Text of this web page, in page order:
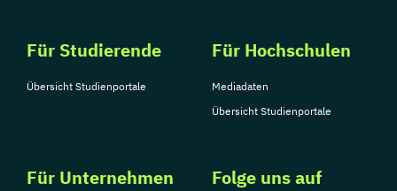
Für Studierende
Übersicht Studienportale
Für Hochschulen
Mediadaten
Übersicht Studienportale
Für Unternehmen Folge uns auf